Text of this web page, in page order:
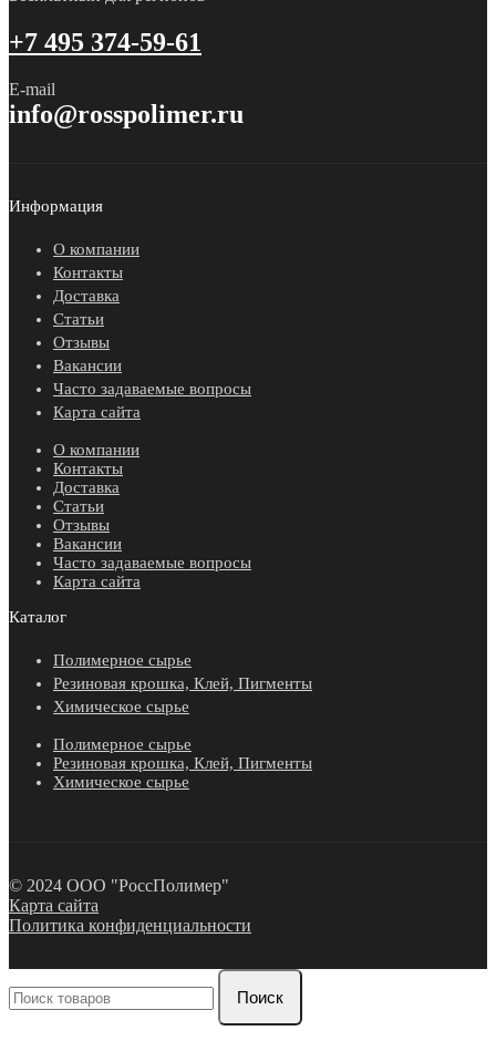
+7 495 374-59-61
E-mail
info@rosspolimer.ru
Информация
О компании
Контакты
Доставка
Статьи
Отзывы
Вакансии
Часто задаваемые вопросы
Карта сайта
О компании
Контакты
Доставка
Статьи
Отзывы
Вакансии
Часто задаваемые вопросы
Карта сайта
Каталог
Полимерное сырье
Резиновая крошка, Клей, Пигменты
Химическое сырье
Полимерное сырье
Резиновая крошка, Клей, Пигменты
Химическое сырье
© 2024 ООО "РоссПолимер"
Карта сайта
Политика конфиденциальности
Поиск